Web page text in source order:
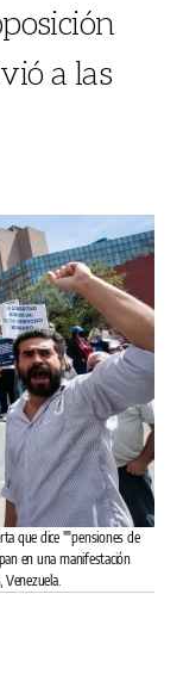
a las
que dice ""pensiones de
en una manifestación